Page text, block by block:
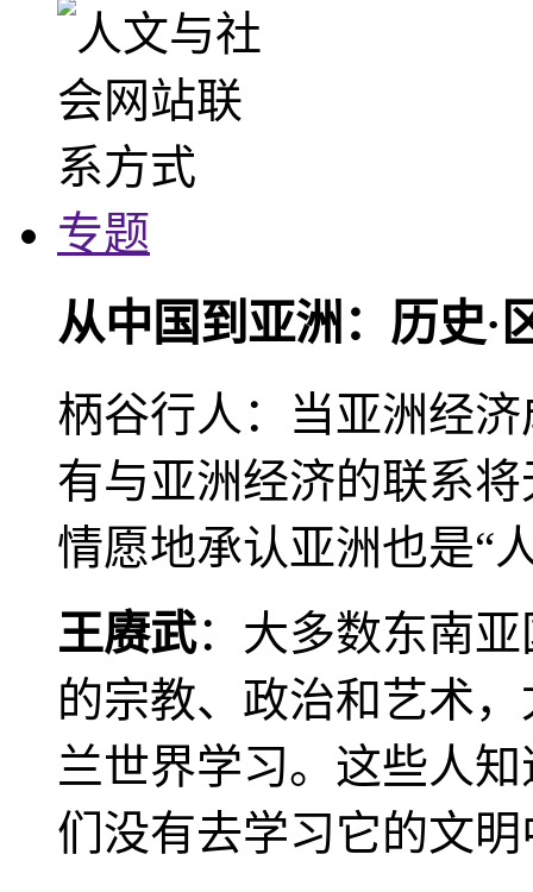
专题
从中国到亚洲：历史·
柄谷行人：当亚洲经
有与亚洲经济的联系
情愿地承认亚洲也是“
王赓武：大多数东南
的宗教、政治和艺术
兰世界学习。这些人
们没有去学习它的文